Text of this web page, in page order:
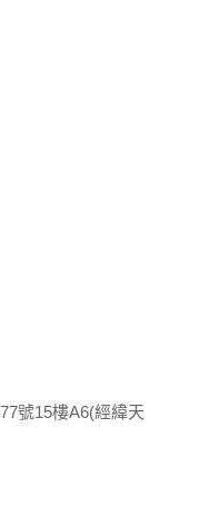
站的帳號、密碼或個
，務必記得登出帳戶
個人資料。
號15樓A6(經緯天